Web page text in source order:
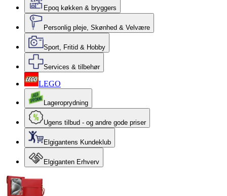
Epoq køkken & bryggers
Personlig pleje, Skønhed & Velvære
Sport, Fritid & Hobby
Services & tilbehør
LEGO
Lageroprydning
Ugens tilbud - og andre gode priser
Elgigantens Kundeklub
Elgiganten Erhverv